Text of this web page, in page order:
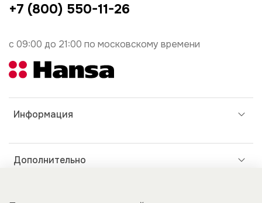
Информация
Дополнительно
с 09:00 до 21:00 по московскому времени
+7 (800) 550-11-26